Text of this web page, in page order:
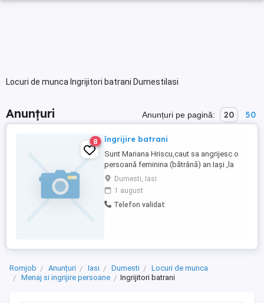
Locuri de munca Ingrijitori batrani DumestiIasi
Anunțuri Anunțuri pe pagină: 20 50
8 îngrijire batrani
Sunt Mariana Hriscu,caut sa angrijesc o
persoană feminina (bătrână) an Iași ,la
casa sau la bloc, program de zi de 8 ore
sau interna cu o săptămână eu și una
colega mea .
Dumesti, Iasi
1 august
Telefon validat
Romjob Anunțuri Iasi Dumesti
Locuri de munca
Menaj si ingrijire persoane
Ingrijitori batrani